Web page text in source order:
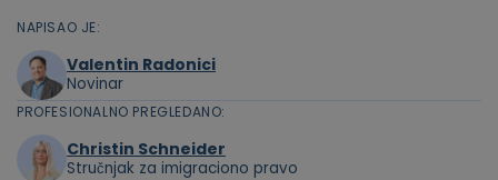
NAPISAO JE:
Valentin Radonici
Novinar
PROFESIONALNO PREGLEDANO:
Christin Schneider
Stručnjak za imigraciono pravo